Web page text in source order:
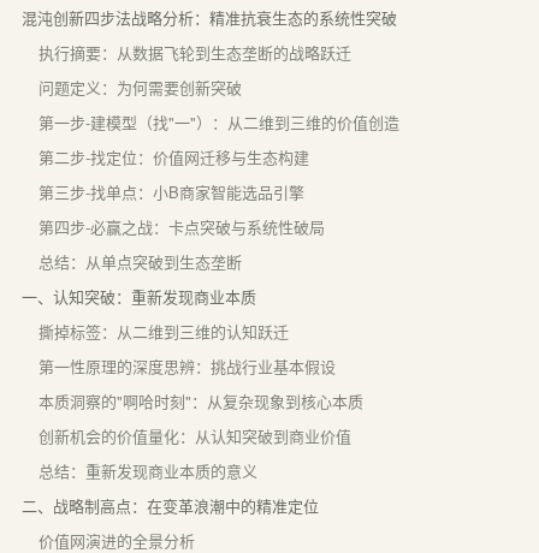
混沌创新四步法战略分析：精准抗衰生态的系统性突破
执行摘要：从数据飞轮到生态垄断的战略跃迁
问题定义：为何需要创新突破
第一步-建模型（找"一"）：从二维到三维的价值创造
第二步-找定位：价值网迁移与生态构建
第三步-找单点：小B商家智能选品引擎
第四步-必赢之战：卡点突破与系统性破局
总结：从单点突破到生态垄断
一、认知突破：重新发现商业本质
撕掉标签：从二维到三维的认知跃迁
第一性原理的深度思辨：挑战行业基本假设
本质洞察的"啊哈时刻"：从复杂现象到核心本质
创新机会的价值量化：从认知突破到商业价值
总结：重新发现商业本质的意义
二、战略制高点：在变革浪潮中的精准定位
价值网演进的全景分析